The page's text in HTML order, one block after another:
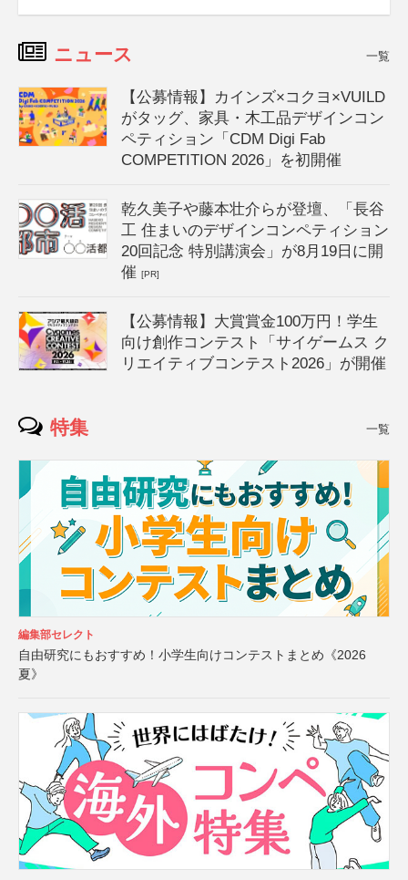
ニュース 一覧
【公募情報】カインズ×コクヨ×VUILD
がタッグ、家具・木工品デザインコン
ペティション「CDM Digi Fab
COMPETITION 2026」を初開催
乾久美子や藤本壮介らが登壇、「長谷
工 住まいのデザインコンペティション
20回記念 特別講演会」が8月19日に開
催[PR]
【公募情報】大賞賞金100万円！学生
向け創作コンテスト「サイゲームス ク
リエイティブコンテスト2026」が開催
特集 一覧
編集部セレクト
自由研究にもおすすめ！小学生向けコンテストまとめ《2026
夏》